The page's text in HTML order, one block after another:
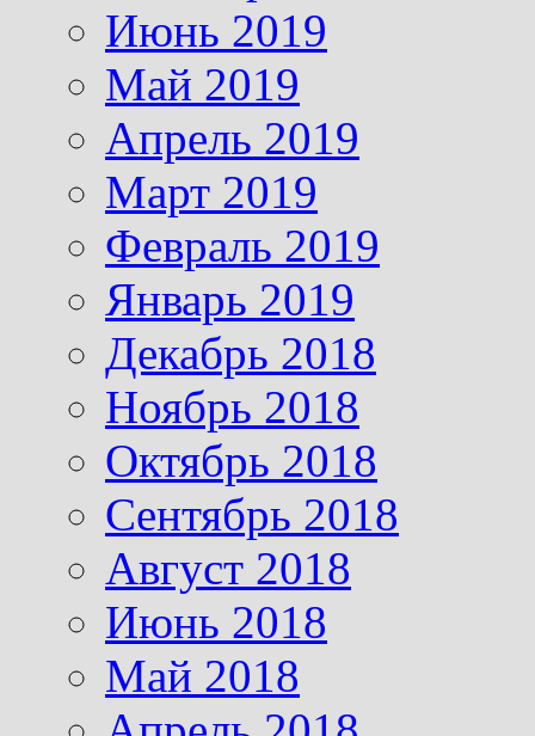
Июнь 2019
Май 2019
Апрель 2019
Март 2019
Февраль 2019
Январь 2019
Декабрь 2018
Ноябрь 2018
Октябрь 2018
Сентябрь 2018
Август 2018
Июнь 2018
Май 2018